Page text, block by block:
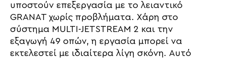
υποστούν επεξεργασία με το λειαντικό
GRANAT χωρίς προβλήματα. Χάρη στο
σύστημα MULTI-JETSTREAM 2 και την
εξαγωγή 49 οπών, η εργασία μπορεί να
εκτελεστεί με ιδιαίτερα λίγη σκόνη. Αυτό